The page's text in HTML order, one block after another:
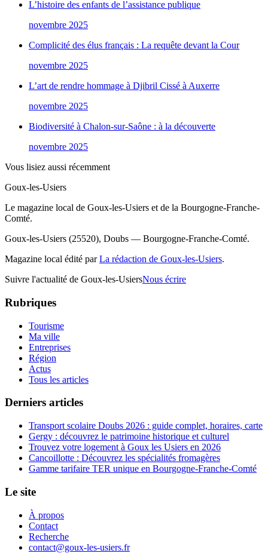
L’histoire des enfants de l’assistance publique
novembre 2025
Complicité des élus français : La requête devant la Cour
novembre 2025
L’art de rendre hommage à Djibril Cissé à Auxerre
novembre 2025
Biodiversité à Chalon-sur-Saône : à la découverte
novembre 2025
Vous lisiez aussi récemment
Goux-les-Usiers
Le magazine local de Goux-les-Usiers et de la Bourgogne-Franche-
Comté.
Goux-les-Usiers (25520), Doubs — Bourgogne-Franche-Comté.
Magazine local édité parLa rédaction de Goux-les-Usiers.
Suivre l'actualité de Goux-les-UsiersNous écrire
Rubriques
Tourisme
Ma ville
Entreprises
Région
Actus
Tous les articles
Derniers articles
Transport scolaire Doubs 2026 : guide complet, horaires, carte
Gergy : découvrez le patrimoine historique et culturel
Trouvez votre logement à Goux les Usiers en 2026
Cancoillotte : Découvrez les spécialités fromagères
Gamme tarifaire TER unique en Bourgogne-Franche-Comté
Le site
À propos
Contact
Recherche
contact@goux-les-usiers.fr